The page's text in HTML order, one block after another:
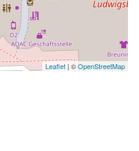
Leaflet | ©OpenStreetMap